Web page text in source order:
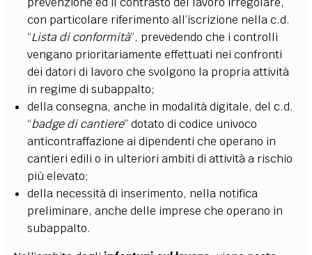
con particolare riferimento all’iscrizione nella c.d.
“Lista di conformità”, prevedendo che i controlli
vengano prioritariamente effettuati nei confronti
dei datori di lavoro che svolgono la propria attività
in regime di subappalto;
della consegna, anche in modalità digitale, del c.d.
“badge di cantiere” dotato di codice univoco
anticontraffazione ai dipendenti che operano in
cantieri edili o in ulteriori ambiti di attività a rischio
più elevato;
della necessità di inserimento, nella notifica
preliminare, anche delle imprese che operano in
subappalto.